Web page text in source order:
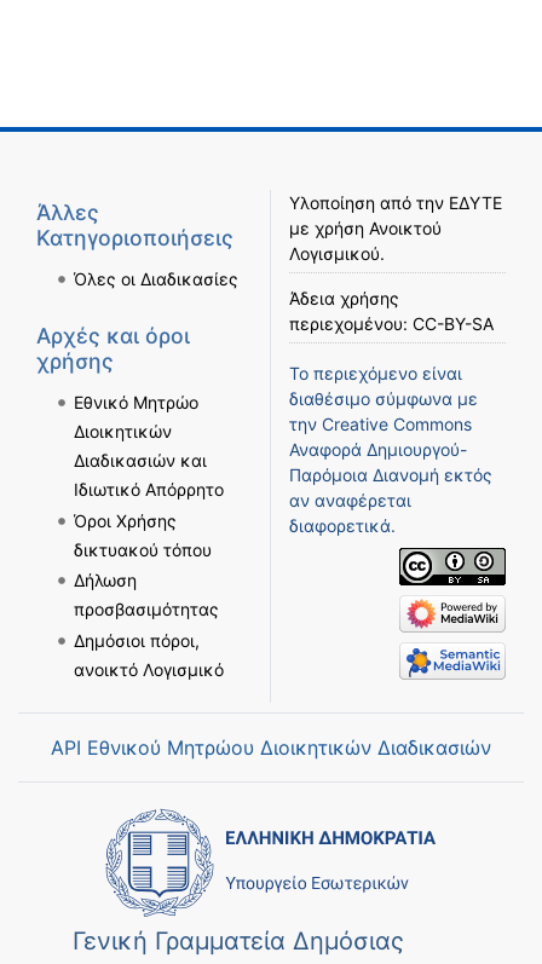
Άλλες
Κατηγοριοποιήσεις
Όλες οι Διαδικασίες
Αρχές και όροι
χρήσης
Εθνικό Μητρώο
Διοικητικών
Διαδικασιών και
Ιδιωτικό Απόρρητο
Όροι Χρήσης
δικτυακού τόπου
Δήλωση
προσβασιμότητας
Δημόσιοι πόροι,
ανοικτό Λογισμικό
Υλοποίηση από την ΕΔΥΤΕ
με χρήση Ανοικτού
Λογισμικού.
Άδεια χρήσης
περιεχομένου: CC-BY-SA
Το περιεχόμενο είναι
διαθέσιμο σύμφωνα με
την Creative Commons
Αναφορά Δημιουργού-
Παρόμοια Διανομή εκτός
αν αναφέρεται
διαφορετικά.
API Εθνικού Μητρώου Διοικητικών Διαδικασιών
Γενική Γραμματεία Δημόσιας